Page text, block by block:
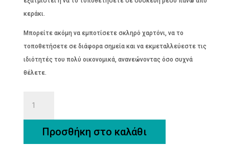
κεράκι.
Μπορείτε ακόμη να εμποτίσετε σκληρό χαρτόνι, να το
τοποθετήσετε σε διάφορα σημεία και να εκμεταλλεύεστε τις
ιδιότητές του πολύ οικονομικά, ανανεώνοντας όσο συχνά
θέλετε.
ΑΡΩΜΑΤΙΚΟΠροσθήκη στο καλάθι